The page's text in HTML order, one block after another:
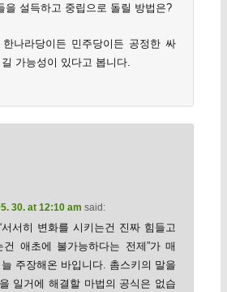
을 설득하고 중립으로 돌릴 방법은?
나라당이든 민주당이든 공정한 싸
가능성이 있다고 봅니다.
30. at 12:10 am said:
서히 변화를 시키는건 진짜 힘들고
건 애초에 불가능하다는 전제”가 매
주장해온 바입니다. 촘스키의 말을
일거에 해결할 마법의 공식은 없습